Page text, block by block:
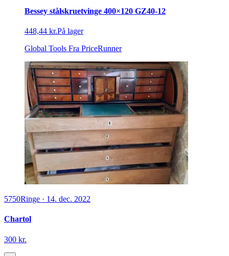
Bessey stålskruetvinge 400×120 GZ40-12
448,44 kr.På lager
Global Tools Fra PriceRunner
5750Ringe · 14. dec. 2022
Chartol
300 kr.